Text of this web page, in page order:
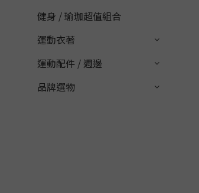
健身 / 瑜珈超值組合
運動衣著
運動配件 / 週邊
品牌選物